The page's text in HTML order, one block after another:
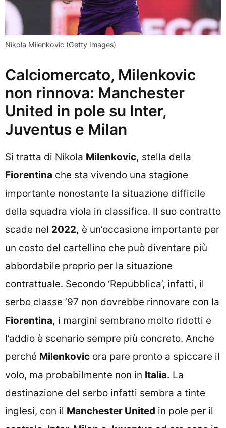
Nikola Milenkovic (Getty Images)
Calciomercato, Milenkovic
non rinnova: Manchester
United in pole su Inter,
Juventus e Milan
Si tratta di Nikola Milenkovic, stella della
Fiorentina che sta vivendo una stagione
importante nonostante la situazione difficile
della squadra viola in classifica. Il suo contratto
scade nel 2022, è un’occasione importante per
un costo del cartellino che può diventare più
abbordabile proprio per la situazione
contrattuale. Secondo ‘Repubblica’, infatti, il
serbo classe ’97 non dovrebbe rinnovare con la
Fiorentina, i margini sembrano molto ridotti e
l’addio è scenario sempre più concreto. Anche
perché Milenkovic ora pare pronto a spiccare il
volo, ma probabilmente non in Italia. La
destinazione del serbo infatti sembra a tinte
inglesi, con il Manchester United in pole per il